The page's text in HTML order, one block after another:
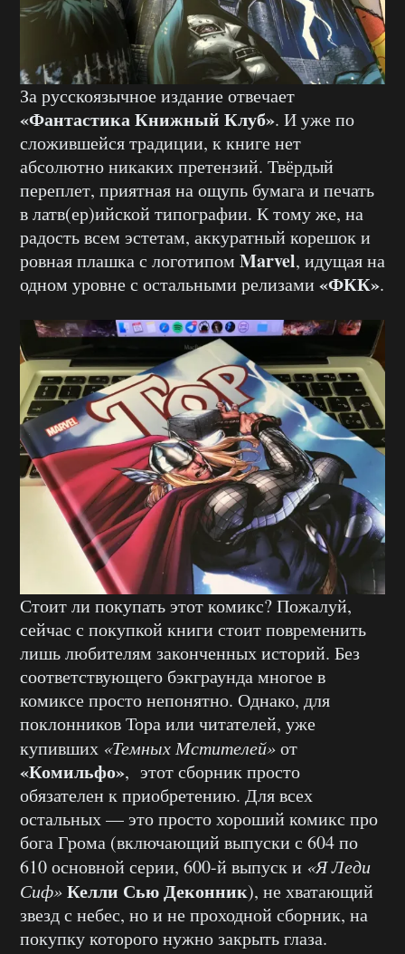
За русскоязычное издание отвечает
«Фантастика Книжный Клуб». И уже по
сложившейся традиции, к книге нет
абсолютно никаких претензий. Твёрдый
переплет, приятная на ощупь бумага и печать
в латв(ер)ийской типографии. К тому же, на
радость всем эстетам, аккуратный корешок и
ровная плашка с логотипом Marvel, идущая на
одном уровне с остальными релизами «ФКК».
Стоит ли покупать этот комикс? Пожалуй,
сейчас с покупкой книги стоит повременить
лишь любителям законченных историй. Без
соответствующего бэкграунда многое в
комиксе просто непонятно. Однако, для
поклонников Тора или читателей, уже
купивших «Темных Мстителей»от
«Комильфо», этот сборник просто
обязателен к приобретению. Для всех
остальных — это просто хороший комикс про
бога Грома (включающий выпуски с 604 по
610 основной серии, 600-й выпуск и «Я Леди
Сиф»Келли Сью Деконник), не хватающий
звезд с небес, но и не проходной сборник, на
покупку которого нужно закрыть глаза.